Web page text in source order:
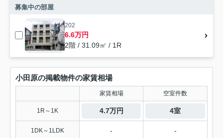
募集中の部屋
202
6.6万円
2階 / 31.09㎡ / 1R
小田原の掲載物件の家賃相場
家賃相場 空室件数
1R～1K 4.7万円 4室
1DK～1LDK - -